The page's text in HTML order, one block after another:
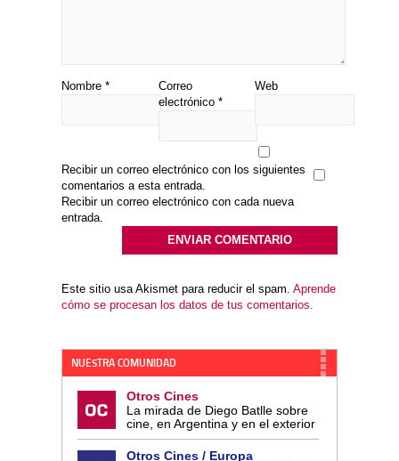
Nombre *
Correo
electrónico *
Web
Recibir un correo electrónico con los siguientes
comentarios a esta entrada.
Recibir un correo electrónico con cada nueva
entrada.
Este sitio usa Akismet para reducir el spam. Aprende
cómo se procesan los datos de tus comentarios.
NUESTRA COMUNIDAD
Otros Cines
La mirada de Diego Batlle sobre
cine, en Argentina y en el exterior
Otros Cines / Europa